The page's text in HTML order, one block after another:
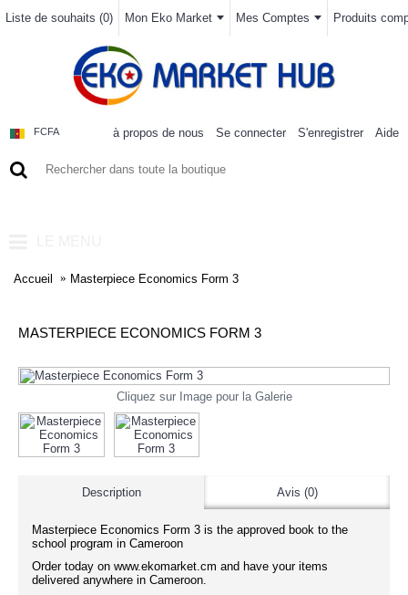
Liste de souhaits (0) Mon Eko Market Mes Comptes Produits
FCFA à propos de nous Se connecter S'enregistrer Aide
Accueil Masterpiece Economics Form 3
MASTERPIECE ECONOMICS FORM 3
Cliquez sur Image pour la Galerie
Description Avis (0)
Masterpiece Economics Form 3 is the approved book to the
school program in Cameroon
Order today on www.ekomarket.cm and have your items
delivered anywhere in Cameroon.